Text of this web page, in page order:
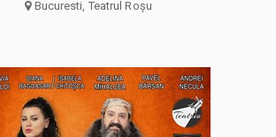
Bucuresti, Teatrul Roșu